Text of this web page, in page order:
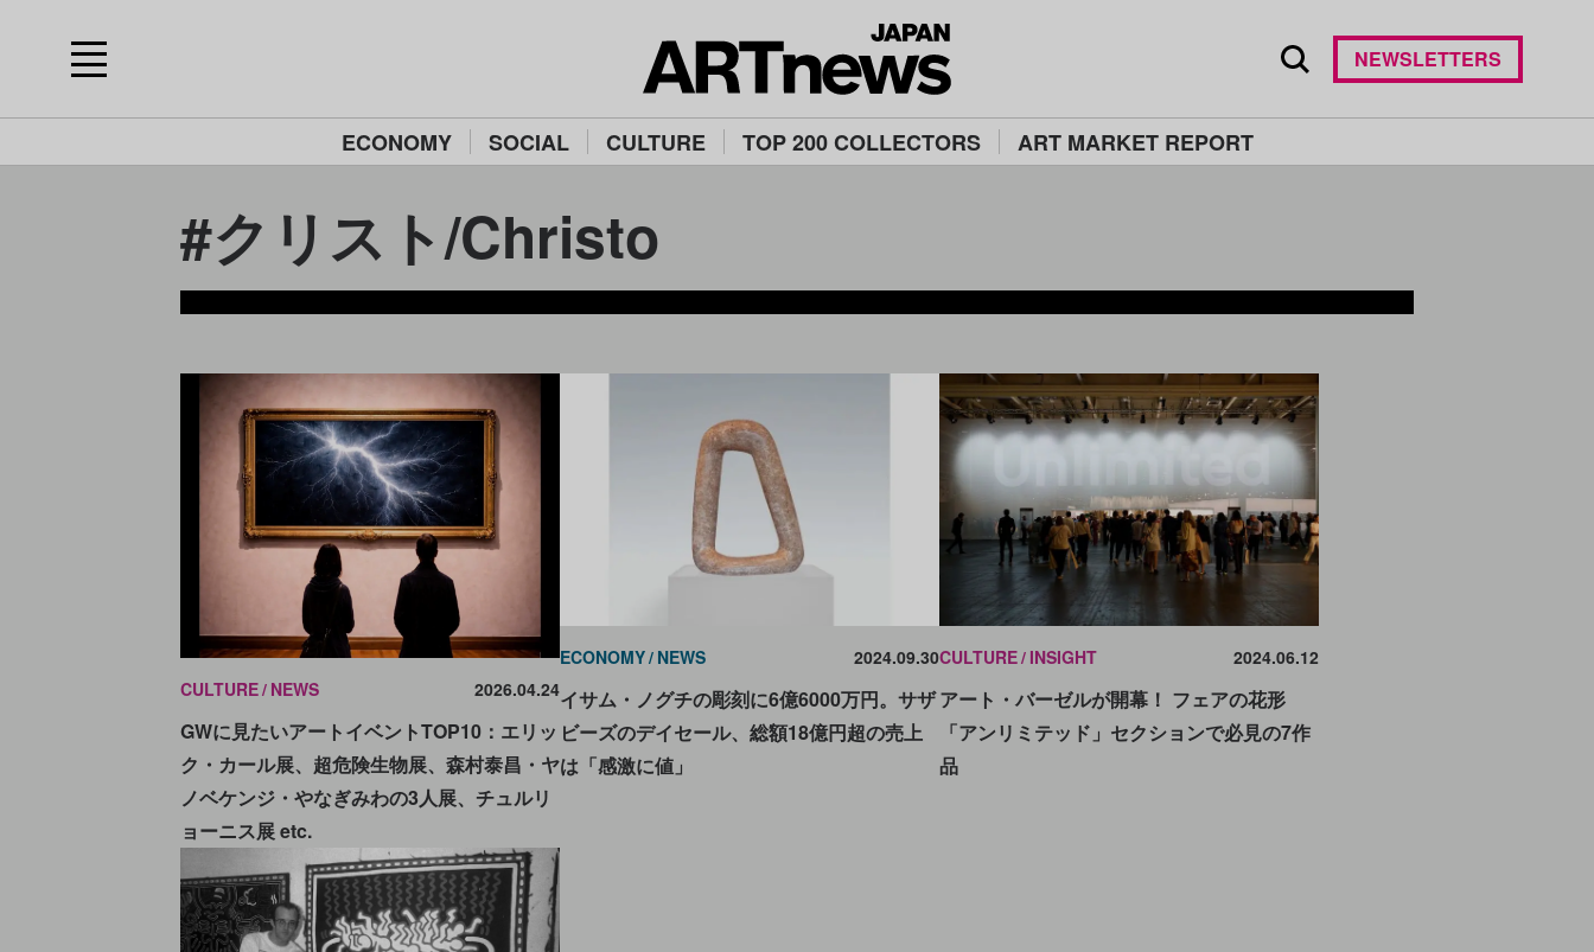
ECONOMY SOCIAL CULTURE TOP 200 COLLECTORS ART MARKET REPORT
NEWSLETTERS
#クリスト/Christo
CULTURE NEWS 2026.04.24
GWに見たいアートイベントTOP10：エリッ
ク・カール展、超危険生物展、森村泰昌・ヤ
ノベケンジ・やなぎみわの3人展、チュルリ
ョーニス展 etc.
ECONOMY NEWS 2024.09.30
イサム・ノグチの彫刻に6億6000万円。サザ
ビーズのデイセール、総額18億円超の売上
は「感激に値」
CULTURE INSIGHT 2024.06.12
アート・バーゼルが開幕！ フェアの花形
「アンリミテッド」セクションで必見の7作
品